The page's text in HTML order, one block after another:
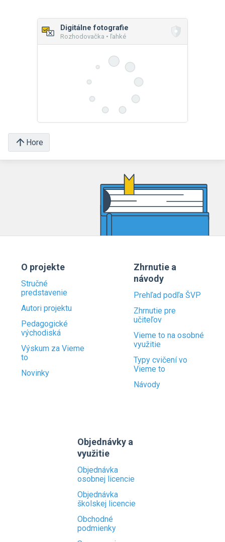
Digitálne fotografie
Rozhodovačka • ľahké
Hore
O projekte
Stručné
predstavenie
Autori projektu
Pedagogické
východiská
Výskum za Vieme
to
Novinky
Zhrnutie a
návody
Prehľad podľa ŠVP
Zhrnutie pre
učiteľov
Vieme to na osobné
využitie
Typy cvičení vo
Vieme to
Návody
Objednávky a
využitie
Objednávka
osobnej licencie
Objednávka
školskej licencie
Obchodné
podmienky